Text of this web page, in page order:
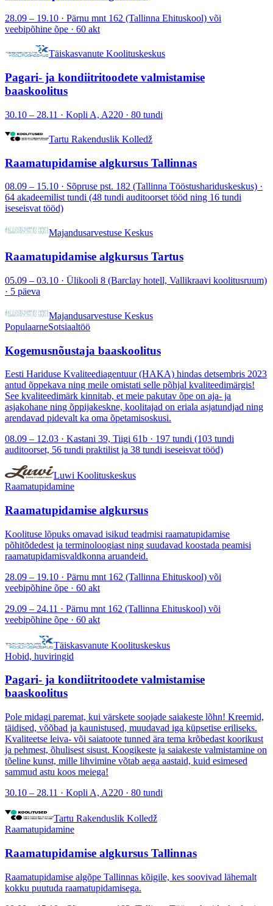
28.09 – 19.10 · Pärnu mnt 162 (Tallinna Ehituskool) või
veebipõhine õpe · 60 akt
Täiskasvanute Koolituskeskus
Pagari- ja kondiitritoodete valmistamise
baaskoolitus
30.10 – 28.11 · Kopli A, A220 · 80 tundi
Tartu Rakenduslik Kolledž
Raamatupidamise algkursus Tallinnas
08.09 – 15.10 · Sõpruse pst. 182 (Tallinna Tööstushariduskeskus) ·
64 akadeemilist tundi (48 tundi auditoorset tööd ning 16 tundi
iseseisvat tööd)
Majandusarvestuse Keskus
Raamatupidamise algkursus Tartus
05.09 – 03.10 · Ülikooli 8 (Barclay hotell, Vallikraavi koolitusruum)
· 5 päeva
Majandusarvestuse Keskus
PopulaarneSotsiaaltöö
Kogemusnõustaja baaskoolitus
Eesti Hariduse Kvaliteediagentuur (HAKA) hindas detsembris 2023
antud õppekava ning meile omistati selle põhjal kvaliteedimärgis!
See kvaliteedimärk kinnitab, et meie pakutav õpe on aja- ja
asjakohane ning õppijakeskne, koolitajad on eriala asjatundjad ning
arendavad pidevalt ka oma õpetamisoskusi.
08.09 – 12.03 · Kastani 39, Tiigi 61b · 197 tundi (103 tundi
auditoorset, 56 tundi praktilist ja 38 tundi iseseisvat tööd)
Luwi Koolituskeskus
Raamatupidamine
Raamatupidamise algkursus
Koolituse lõpuks omavad isikud teadmisi raamatupidamise
põhitõdedest ja terminoloogiast ning suudavad koostada peamisi
raamatupidamisvaldkonna aruandeid.
28.09 – 19.10 · Pärnu mnt 162 (Tallinna Ehituskool) või
veebipõhine õpe · 60 akt
29.09 – 24.11 · Pärnu mnt 162 (Tallinna Ehituskool) või
veebipõhine õpe · 60 akt
Täiskasvanute Koolituskeskus
Hobid, huviringid
Pagari- ja kondiitritoodete valmistamise
baaskoolitus
Pole midagi paremat, kui värskete soojade saiakeste lõhn! Kreemid,
täidised, võõbad ja kaunistused, muudavad iga küpsetise eriliseks.
Kvaliteetse leiva- või saiatoote tunned ära tema krõbedast koorikust
ja pehmest, õhulisest sisust. Koogikeste ja saiakeste valmistamine on
tõeline kunst, mille lihvimine võtab aega aastaid, kuid esimesed
sammud astu koos meiega!
30.10 – 28.11 · Kopli A, A220 · 80 tundi
Tartu Rakenduslik Kolledž
Raamatupidamine
Raamatupidamise algkursus Tallinnas
Raamatupidamise algõpe Tallinnas kõigile, kes soovivad lähemalt
kokku puutuda raamatupidamisega.